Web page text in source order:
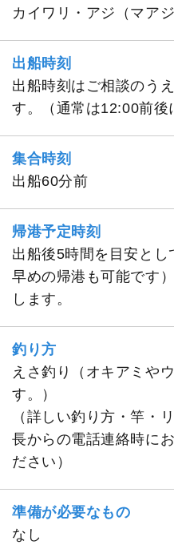
カイワリ・アジ（マア
出船時刻
出船時刻はご相談のう
す。（通常は12:00前後
集合時刻
出船60分前
帰港予定時刻
出船後5時間を目安と
早めの帰港も可能で
します。
釣り方
えさ釣り（オキアミや
す。）
（詳しい釣り方・竿・
長からの電話連絡時に
ださい）
準備が必要なもの
なし